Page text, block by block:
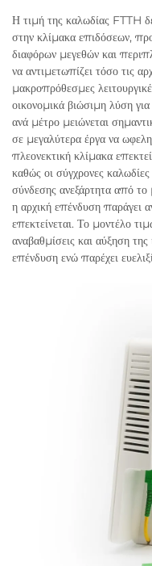
Η τιμή της καλωδίας FTTH
στην κλίμακα επιδόσεων,
διαφόρων μεγεθών και
να αντιμετωπίζει τόσο τις
μακροπρόθεσμες
οικονομικά βιώσιμη λύση
ανά μέτρο μειώνεται
σε μεγαλύτερα έργα να
πλεονεκτική κλίμακα
καθώς οι σύγχρονες
σύνδεσης ανεξάρτητα από το
η αρχική επένδυση παράγει
επεκτείνεται. Το μοντέλο
αναβαθμίσεις και αύξηση
επένδυση ενώ παρέχει